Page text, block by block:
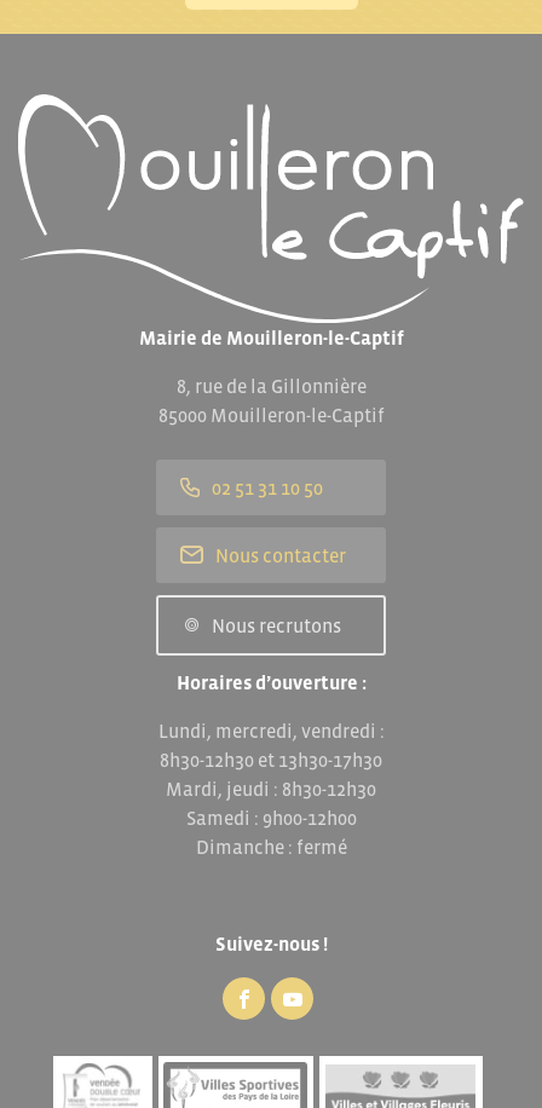
Mairie de Mouilleron-le-Captif
8, rue de la Gillonnière
85000 Mouilleron-le-Captif
02 51 31 10 50
Nous contacter
Nous recrutons
Horaires d’ouverture :
Lundi, mercredi, vendredi :
8h30-12h30 et 13h30-17h30
Mardi, jeudi : 8h30-12h30
Samedi : 9h00-12h00
Dimanche : fermé
Suivez-nous !